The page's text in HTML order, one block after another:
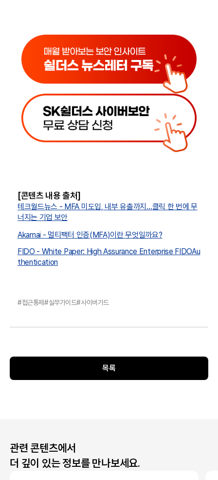
[콘텐츠 내용 출처]
테크월드뉴스 - MFA 미도입, 내부 유출까지…클릭 한 번에 무
너지는 기업 보안
Akamai - 멀티팩터 인증(MFA)이란 무엇일까요?
FIDO - White Paper: High Assurance Enterprise FIDOAu
thentication
#접근통제 #실무가이드#사이버가드
목록
관련 콘텐츠에서
더 깊이 있는 정보를 만나보세요.